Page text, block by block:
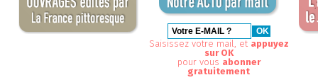
Saisissez votre mail, et appuyez
sur OK
pour vous abonner
gratuitement